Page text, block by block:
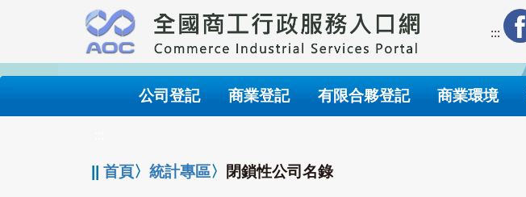
要
內
:::
公司登記 商業登記 有限合夥登記 商業環境
||首頁〉統計專區〉 閉鎖性公司名錄